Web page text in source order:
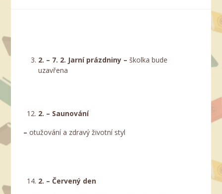
2. – 7. 2. Jarní prázdniny –školka bude
uzavřena
2. – Saunování
–otužování a zdravý životní styl
2. – Červený den